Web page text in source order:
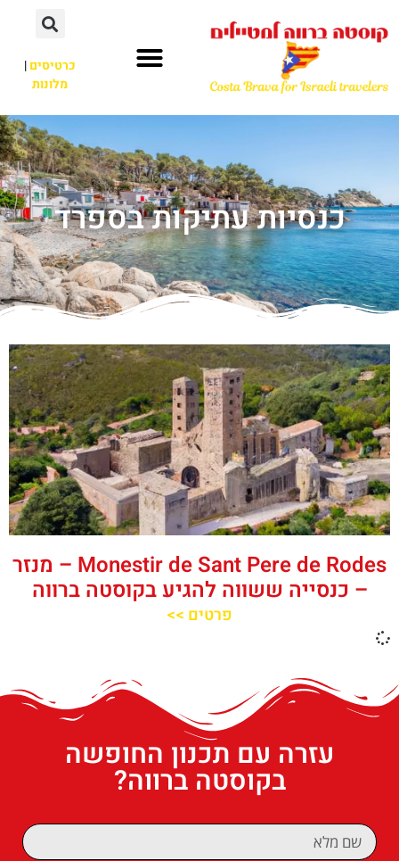
כרטיסים|
מלונות
כנסיות עתיקות בספרד
‪‪Monestir de Sant Pere de Rodes‬‬ – מנזר
– כנסייה ששווה להגיע בקוסטה ברווה
פרטים >>
עזרה עם תכנון החופשה
בקוסטה ברווה?